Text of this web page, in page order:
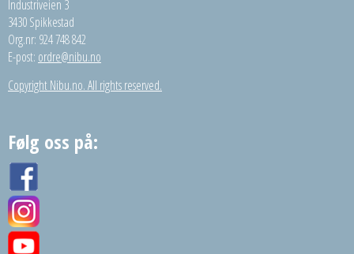
Industriveien 3
3430 Spikkestad
Org.nr: 924 748 842
E-post: ordre@nibu.no
Copyright Nibu.no. All rights reserved.
Følg oss på: